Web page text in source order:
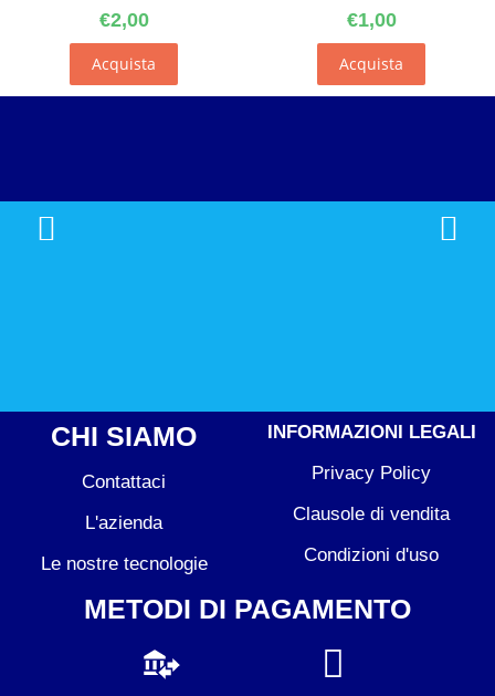
€2,00
Acquista
€1,00
Acquista
CHI SIAMO
Contattaci
L'azienda
Le nostre tecnologie
INFORMAZIONI LEGALI
Privacy Policy
Clausole di vendita
Condizioni d'uso
METODI DI PAGAMENTO